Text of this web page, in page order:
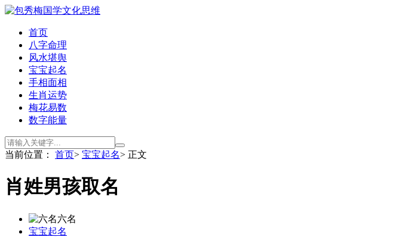
首页
八字命理
风水堪舆
宝宝起名
手相面相
生肖运势
梅花易数
数字能量
当前位置： 首页> 宝宝起名> 正文
肖姓男孩取名
六名
宝宝起名